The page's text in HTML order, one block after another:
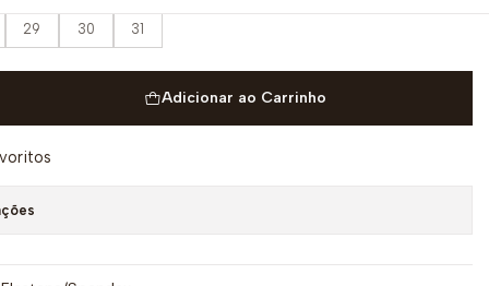
29 30 31
Adicionar ao Carrinho